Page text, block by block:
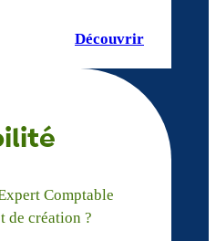
Découvrir
Comptable
de création ?